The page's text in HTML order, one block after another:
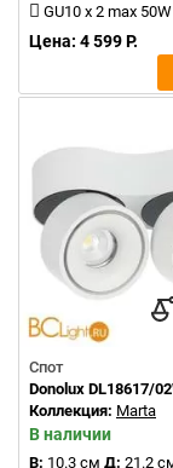
GU10 x 2 max 50W
Цена: 4 599 Р.
Спот
Donolux DL18617/
Коллекция: Marta
В наличии
В: 10.3 см Д: 21.2